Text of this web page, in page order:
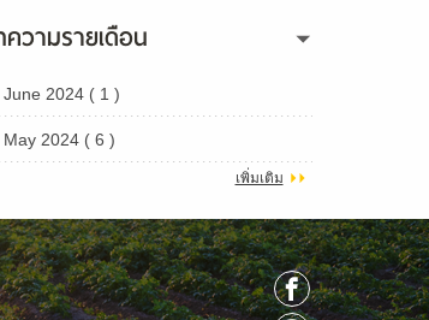
วามรายเดือน
June 2024 ( 1 )
May 2024 ( 6 )
เพิ่มเติม